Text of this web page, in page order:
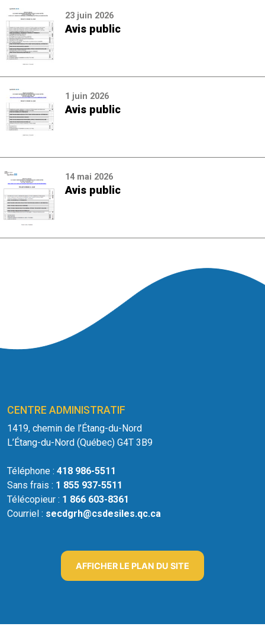
23 juin 2026
Avis public
1 juin 2026
Avis public
14 mai 2026
Avis public
CENTRE ADMINISTRATIF
1419, chemin de l’Étang-du-Nord
L’Étang-du-Nord (Québec) G4T 3B9
Téléphone : 418 986-5511
Sans frais : 1 855 937-5511
Télécopieur : 1 866 603-8361
Courriel : secdgrh@csdesiles.qc.ca
AFFICHER LE PLAN DU SITE